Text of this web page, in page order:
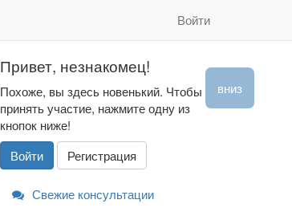
Войти
вниз
Привет, незнакомец!
Похоже, вы здесь новенький. Чтобы
принять участие, нажмите одну из
кнопок ниже!
Войти
Регистрация
Свежие консультации